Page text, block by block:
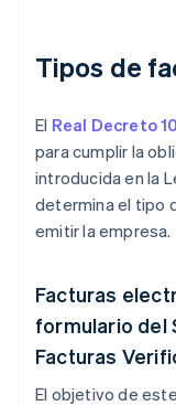
Tipos de
El Real Decreto
para cumplir la
introducida en la
determina el tipo
emitir la empresa.
Facturas
formulario del
Facturas
El objetivo de